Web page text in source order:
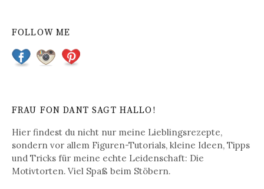
FOLLOW ME
FRAU FON DANT SAGT HALLO!
Hier findest du nicht nur meine Lieblingsrezepte,
sondern vor allem Figuren-Tutorials, kleine Ideen, Tipps
und Tricks für meine echte Leidenschaft: Die
Motivtorten. Viel Spaß beim Stöbern.